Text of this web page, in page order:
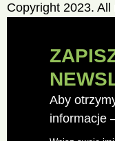
Copyright 2023.
Aby
informacje